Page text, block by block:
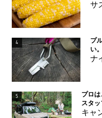
サ
4
プ
い
ナ
5
プロ
スタ
キャ